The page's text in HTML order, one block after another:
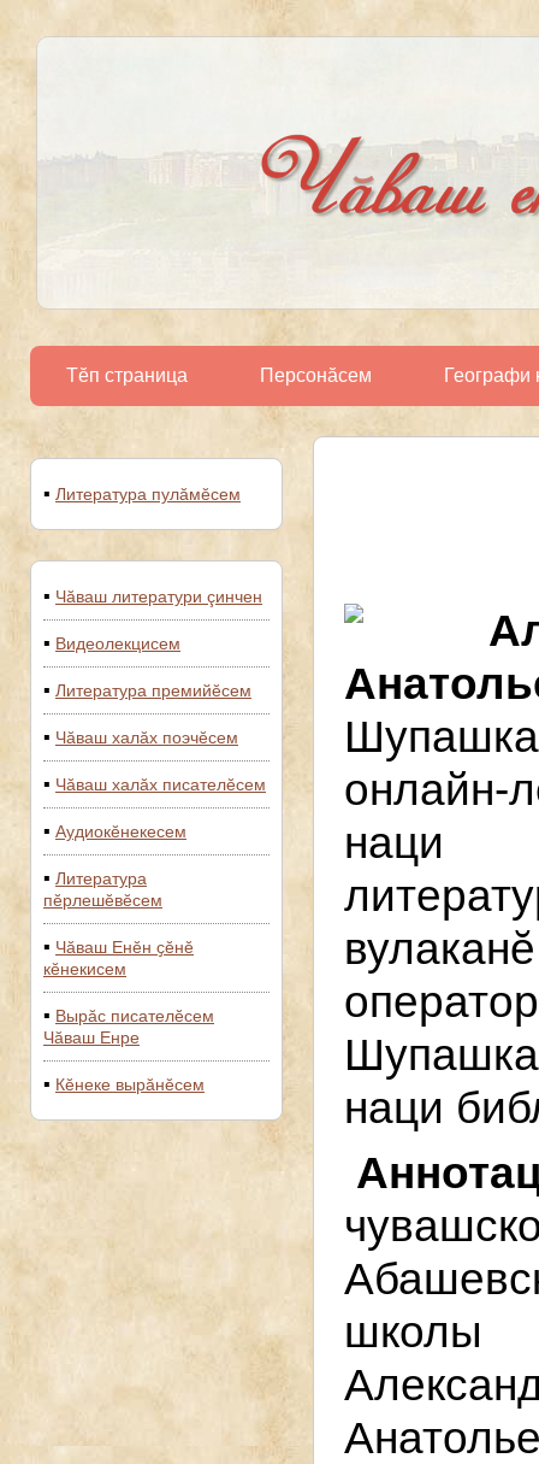
Тĕп страница Персонӑсем Географи
Литература пулăмĕсем
Чăваш литератури çинчен
Видеолекцисем
Литература премийĕсем
Чӑваш халӑх поэчӗсем
Чӑваш халӑх писателӗсем
Аудиокӗнекесем
Литература
пĕрлешĕвĕсем
Чӑваш Енӗн ҫӗнӗ
кӗнекисем
Вырӑс писателӗсем
Чăваш Енре
Кĕнеке вырăнĕсем
онлайн-
наци
наци
школы